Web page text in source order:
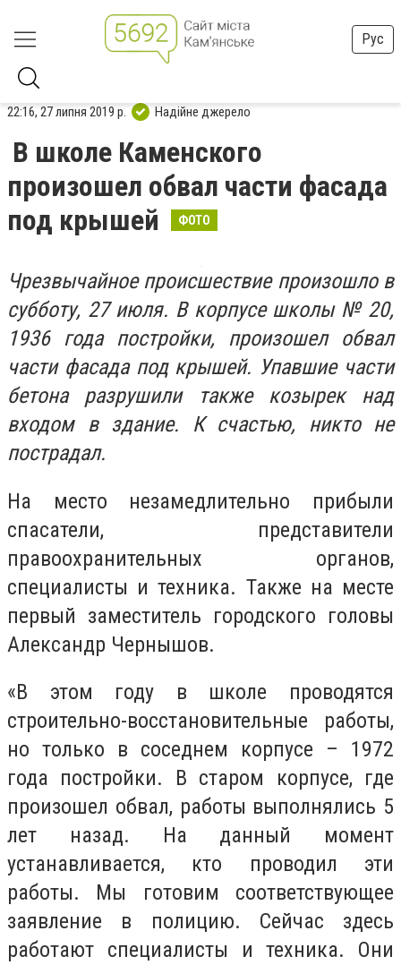
Рус
22:16, 27 липня 2019 р. Надійне джерело
В школе Каменского
произошел обвал части фасада
под крышей
ФОТО
Чрезвычайное происшествие произошло в
субботу, 27 июля. В корпусе школы № 20,
1936 года постройки, произошел обвал
части фасада под крышей. Упавшие части
бетона разрушили также козырек над
входом в здание. К счастью, никто не
пострадал.
На место незамедлительно прибыли
спасатели, представители
правоохранительных органов,
специалисты и техника. Также на месте
первый заместитель городского головы
Александр Чернышов.
«В этом году в школе проводятся
строительно-восстановительные работы,
но только в соседнем корпусе – 1972
года постройки. В старом корпусе, где
произошел обвал, работы выполнялись 5
лет назад. На данный момент
устанавливается, кто проводил эти
работы. Мы готовим соответствующее
заявление в полицию. Сейчас здесь
работают специалисты и техника. Они